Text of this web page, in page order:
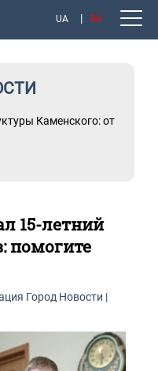
UA RU
Каменского: от
15-летний
помогите
Город Новости |